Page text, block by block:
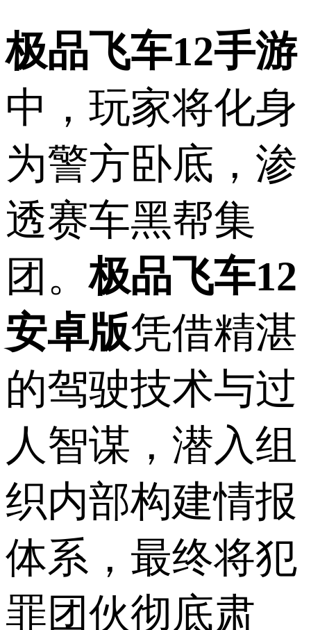
极品飞车12手游
中，玩家将化身
为警方卧底，渗
透赛车黑帮集
团。极品飞车12
安卓版凭借精湛
的驾驶技术与过
人智谋，潜入组
织内部构建情报
体系，最终将犯
罪团伙彻底肃